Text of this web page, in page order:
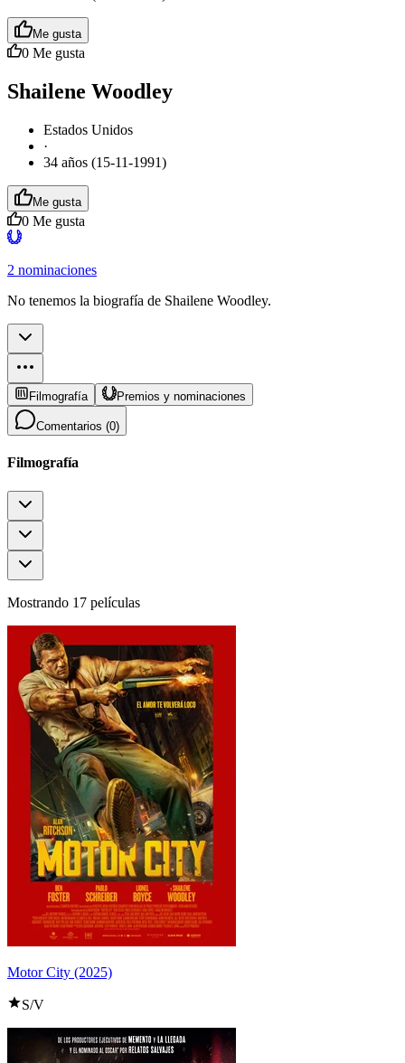
Me gusta
0 Me gusta
Shailene Woodley
Estados Unidos
·
34 años (15-11-1991)
Me gusta
0 Me gusta
2 nominaciones
No tenemos la biografía de Shailene Woodley.
Filmografía Premios y nominaciones
Comentarios (0)
Filmografía
Mostrando 17 películas
Motor City (2025)
S/V